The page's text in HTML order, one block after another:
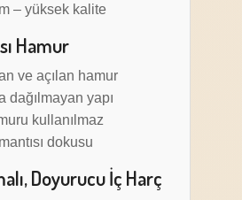
– yüksek kalite
Hamur
ve açılan hamur
dağılmayan yapı
kullanılmaz
dokusu
Doyurucu İç Harç